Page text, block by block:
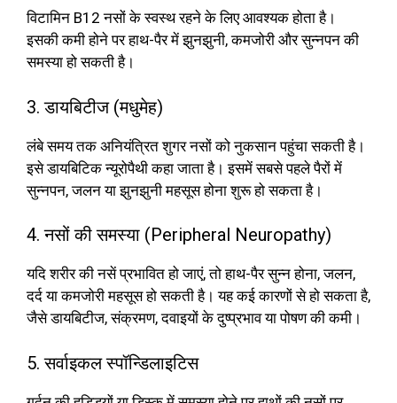
विटामिन B12 नसों के स्वस्थ रहने के लिए आवश्यक होता है।
इसकी कमी होने पर हाथ-पैर में झुनझुनी, कमजोरी और सुन्नपन की
समस्या हो सकती है।
3. डायबिटीज (मधुमेह)
लंबे समय तक अनियंत्रित शुगर नसों को नुकसान पहुंचा सकती है।
इसे डायबिटिक न्यूरोपैथी कहा जाता है। इसमें सबसे पहले पैरों में
सुन्नपन, जलन या झुनझुनी महसूस होना शुरू हो सकता है।
4. नसों की समस्या (Peripheral Neuropathy)
यदि शरीर की नसें प्रभावित हो जाएं, तो हाथ-पैर सुन्न होना, जलन,
दर्द या कमजोरी महसूस हो सकती है। यह कई कारणों से हो सकता है,
जैसे डायबिटीज, संक्रमण, दवाइयों के दुष्प्रभाव या पोषण की कमी।
5. सर्वाइकल स्पॉन्डिलाइटिस